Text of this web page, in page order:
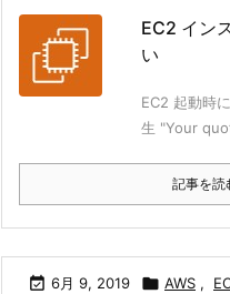
EC2 イン
い
EC2 起動時
生 "Your
記事を読
 6月 9, 2019  AWS ,